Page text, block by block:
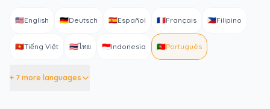
🇺🇸English 🇩🇪Deutsch 🇪🇸Español 🇫🇷Français 🇵🇭Filipino
🇻🇳Tiếng Việt 🇹🇭ไทย 🇮🇩Indonesia 🇵🇹Português
+ 7 more languages